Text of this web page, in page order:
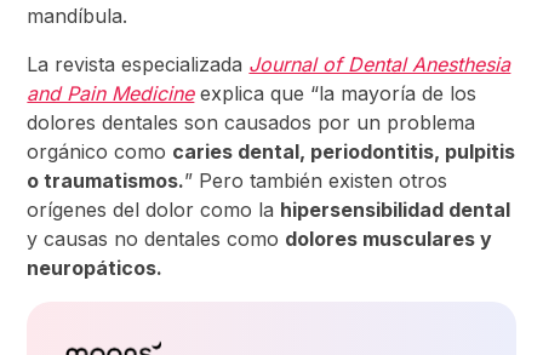
mandíbula.
La revista especializada Journal of Dental Anesthesia
and Pain Medicineexplica que “la mayoría de los
dolores dentales son causados ​​por un problema
orgánico como caries dental, periodontitis, pulpitis
o traumatismos.” Pero también existen otros
orígenes del dolor como la hipersensibilidad dental
y causas no dentales como dolores musculares y
neuropáticos.